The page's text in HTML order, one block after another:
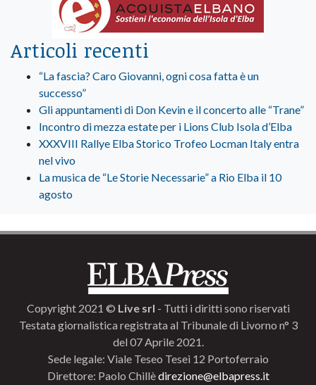
Articoli recenti
“La fascia? Caro Giovanni, ogni cosa fatta è un
successo”
Gli appuntamenti di Don Kevin e il concerto alle “Trane”
Incontro di mezza estate per i Lions Club Isola d’Elba
XXXVIII Rallye Elba Storico Trofeo Locman Italy entra
nel vivo
La musica de “Le Storie Necessarie” a Rio Elba il 10
agosto
Copyright 2021 © Live srl - Tutti i diritti sono riservati
Testata giornalistica registrata al Tribunale di Livorno n° 3
del 07 Aprile 2021.
Sede legale: Viale Teseo Tesei 12 Portoferraio
Direttore: Paolo Chillèdirezione@elbapress.it